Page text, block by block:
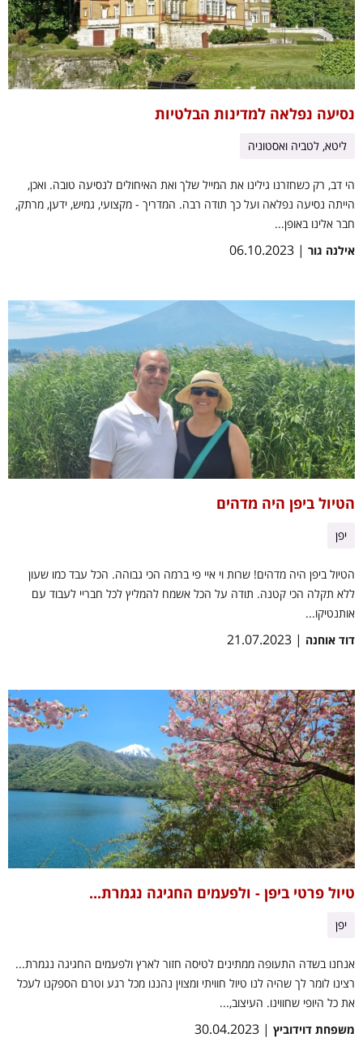
נסיעה נפלאה למדינות הבלטיות
ליטא, לטביה ואסטוניה
הי דב, רק כשחזרנו גילינו את המייל שלך ואת האיחולים לנסיעה טובה. ואכן,
הייתה נסיעה נפלאה ועל כך תודה רבה. המדריך - מקצועי, גמיש, ידען, מרתק,
חבר אלינו באופן...
אילנה גור | 06.10.2023
הטיול ביפן היה מדהים
יפן
הטיול ביפן היה מדהים! שרות וי איי פי ברמה הכי גבוהה. הכל עבד כמו שעון
ללא תקלה הכי קטנה. תודה על הכל אשמח להמליץ לכל חבריי לעבוד עם
אותנטיקו...
דוד אוחנה | 21.07.2023
טיול פרטי ביפן - ולפעמים החגיגה נגמרת...
יפן
אנחנו בשדה התעופה ממתינים לטיסה חזור לארץ ולפעמים החגיגה נגמרת...
רצינו לומר לך שהיה לנו טיול חוויתי ומצוין נהננו מכל רגע וטרם הספקנו לעכל
את כל היופי שחווינו. העיצוב,...
משפחת דוידוביץ | 30.04.2023